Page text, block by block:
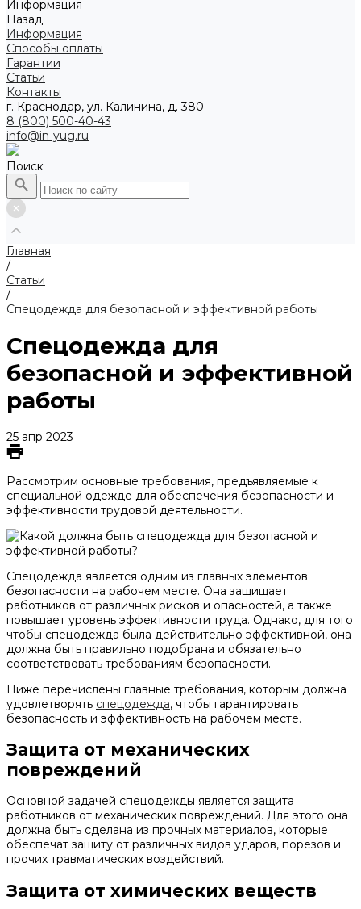
Информация
Назад
Информация
Способы оплаты
Гарантии
Статьи
Контакты
г. Краснодар, ул. Калинина, д. 380
8 (800) 500-40-43
info@in-yug.ru
Поиск
Главная
/
Статьи
/
Спецодежда для безопасной и эффективной работы
Спецодежда для
безопасной и эффективной
работы
25 апр 2023
Рассмотрим основные требования, предъявляемые к
специальной одежде для обеспечения безопасности и
эффективности трудовой деятельности.
Спецодежда является одним из главных элементов
безопасности на рабочем месте. Она защищает
работников от различных рисков и опасностей, а также
повышает уровень эффективности труда. Однако, для того
чтобы спецодежда была действительно эффективной, она
должна быть правильно подобрана и обязательно
соответствовать требованиям безопасности.
Ниже перечислены главные требования, которым должна
удовлетворять спецодежда, чтобы гарантировать
безопасность и эффективность на рабочем месте.
Защита от механических
повреждений
Основной задачей спецодежды является защита
работников от механических повреждений. Для этого она
должна быть сделана из прочных материалов, которые
обеспечат защиту от различных видов ударов, порезов и
прочих травматических воздействий.
Защита от химических веществ